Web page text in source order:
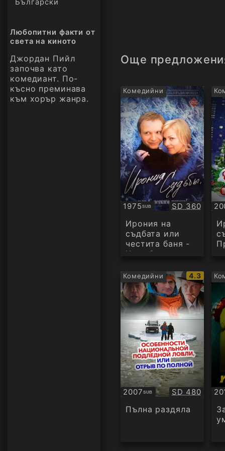
Български
Любопитни факти от
света на киното
Джордан Пийл
започва като
комедиант. По-
късно преминава
към хорър жанра.
Още
Комедийни
1975SUB
Субтитри Качество:
SD 360
Ирония на
съдбата или
честита баня -
Част 2
Комедийни
IMDb
рейтинг:
4.3
2007SUB
Субтитри Качество:
SD 480
Пълна раздяла